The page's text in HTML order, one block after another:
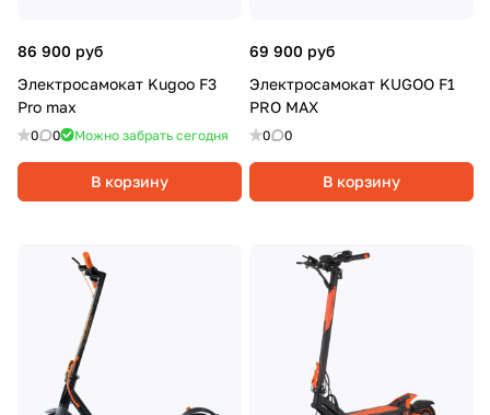
86 900 руб
Электросамокат Kugoo F3
Pro max
0 0 Можно забрать сегодня
В корзину
69 900 руб
Электросамокат KUGOO F1
PRO MAX
0 0
В корзину